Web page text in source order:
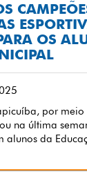
OS
por meio
na última
alunos da